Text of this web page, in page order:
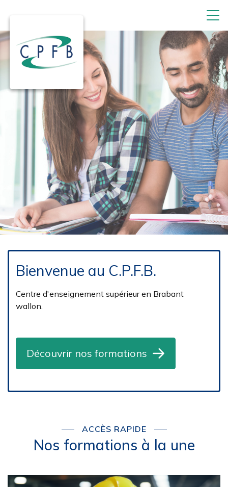
Bienvenue au C.P.F.B.
Centre d'enseignement supérieur en Brabant
wallon.
Découvrir nos formations
ACCÈS RAPIDE
Nos formations à la une